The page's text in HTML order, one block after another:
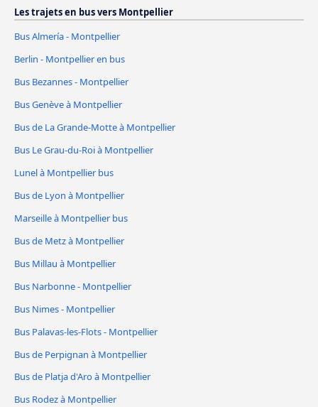
Les trajets en bus vers Montpellier
Bus Almería - Montpellier
Berlin - Montpellier en bus
Bus Bezannes - Montpellier
Bus Genève à Montpellier
Bus de La Grande-Motte à Montpellier
Bus Le Grau-du-Roi à Montpellier
Lunel à Montpellier bus
Bus de Lyon à Montpellier
Marseille à Montpellier bus
Bus de Metz à Montpellier
Bus Millau à Montpellier
Bus Narbonne - Montpellier
Bus Nimes - Montpellier
Bus Palavas-les-Flots - Montpellier
Bus de Perpignan à Montpellier
Bus de Platja d'Aro à Montpellier
Bus Rodez à Montpellier